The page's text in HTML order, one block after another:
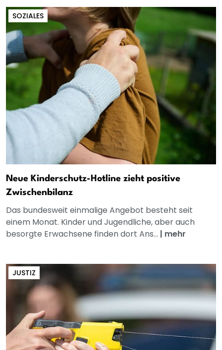
SOZIALES
Neue Kinderschutz-Hotline zieht positive
Zwischenbilanz
Das bundesweit einmalige Angebot besteht seit
einem Monat. Kinder und Jugendliche, aber auch
besorgte Erwachsene finden dort Ans... | mehr
JUSTIZ